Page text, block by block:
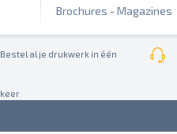
Brochures - Magazines
Bestel al je drukwerk in één
keer